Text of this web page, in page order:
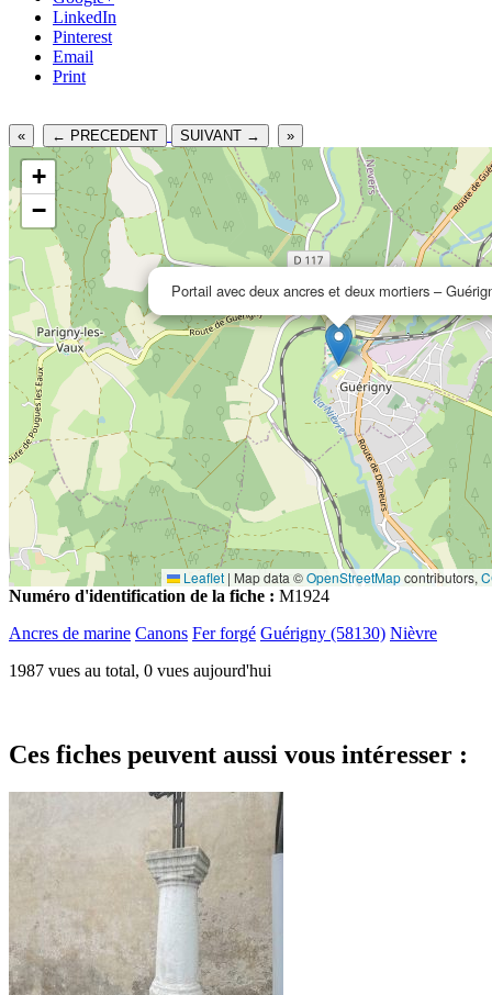
LinkedIn
Pinterest
Email
Print
« ← PRECEDENT SUIVANT → »
Portail avec deux ancres et deux mortiers –
+
−
Leaflet | Map data ©OpenStreetMapcontributors,
Numéro d'identification de la fiche : M1924
Ancres de marine Canons Fer forgé Guérigny (58130) Nièvre
1987 vues au total, 0 vues aujourd'hui
Ces fiches peuvent aussi vous intéresser :